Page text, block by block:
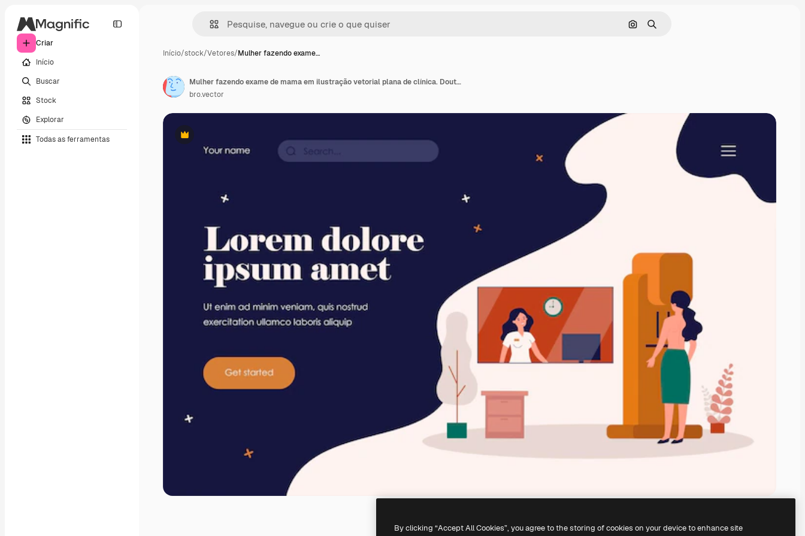
Criar
Início
Buscar
Stock
Explorar
Todas as ferramentas
Pesquisar por imagem
Buscar
Início/stock/Vetores/Mulher fazendo exame…
Premium
Mulher fazendo exame de mama em ilustração vetorial plana de clínica. Doutor dos desenhos animados, fazendo mamografia na máquina para diagnóstico de câncer. Conceito de mamografia e tecnologia
bro.vector
By clicking “Accept All Cookies”, you agree to the storing of cookies on your device to enhance site